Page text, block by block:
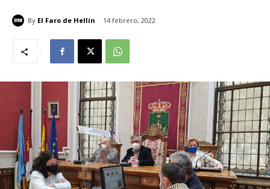
By El Faro de Hellín 14 febrero, 2022